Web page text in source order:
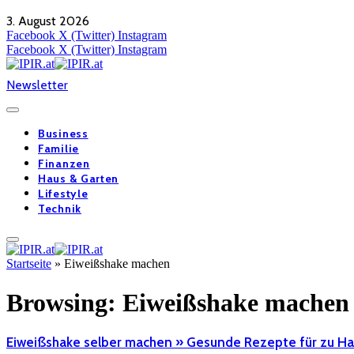
3. August 2026
Facebook X (Twitter) Instagram
Facebook X (Twitter) Instagram
Newsletter
Business
Familie
Finanzen
Haus & Garten
Lifestyle
Technik
Startseite » Eiweißshake machen
Browsing: Eiweißshake machen
Eiweißshake selber machen » Gesunde Rezepte für zu